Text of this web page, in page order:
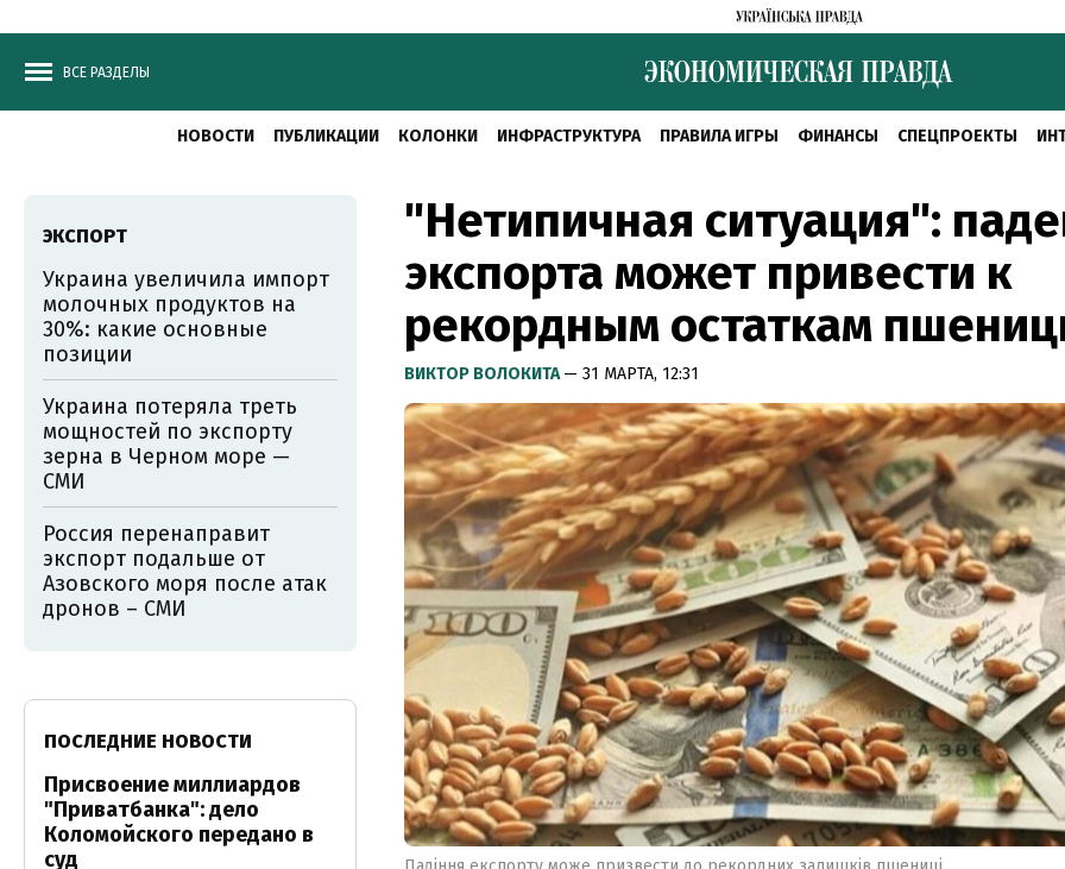
ВСЕ РАЗДЕЛЫ
НОВОСТИ ПУБЛИКАЦИИ КОЛОНКИ ИНФРАСТРУКТУРА ПРАВИЛА ИГРЫ ФИНАНСЫ СПЕЦПРОЕКТЫ
"Нетипичная ситуация":
экспорта может привести к
рекордным остаткам
ВИКТОР ВОЛОКИТА— 31 МАРТА, 12:31
ЭКСПОРТ
Украина увеличила импорт
молочных продуктов на
30%: какие основные
позиции
Украина потеряла треть
мощностей по экспорту
зерна в Черном море —
СМИ
Россия перенаправит
экспорт подальше от
Азовского моря после атак
дронов – СМИ
ПОСЛЕДНИЕ НОВОСТИ
Присвоение миллиардов
"Приватбанка": дело
Коломойского передано в
суд